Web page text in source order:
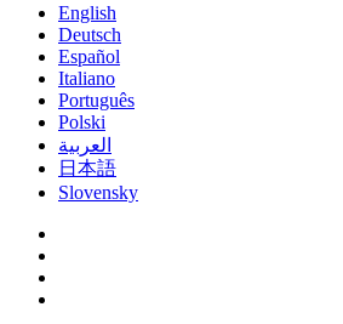
English
Deutsch
Español
Italiano
Português
Polski
العربية
日本語
Slovensky